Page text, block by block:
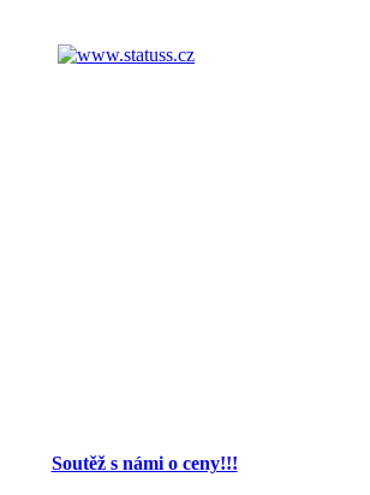
Soutěž s námi o ceny!!!